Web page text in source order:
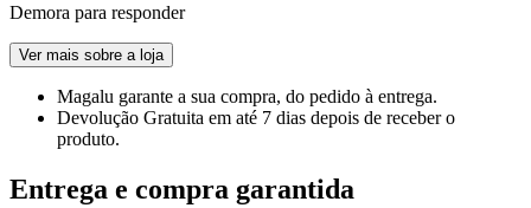
Demora para responder
Ver mais sobre a loja
Magalu garante a sua compra, do pedido à entrega.
Devolução Gratuita em até 7 dias depois de receber o
produto.
Entrega e compra garantida